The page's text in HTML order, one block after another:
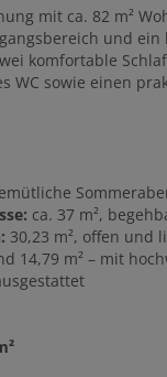
mit ca. 82 m²
und
komfortable
WC sowie einen
ca. 37 m²,
30,23 m², offen und
14,79 m² – mit